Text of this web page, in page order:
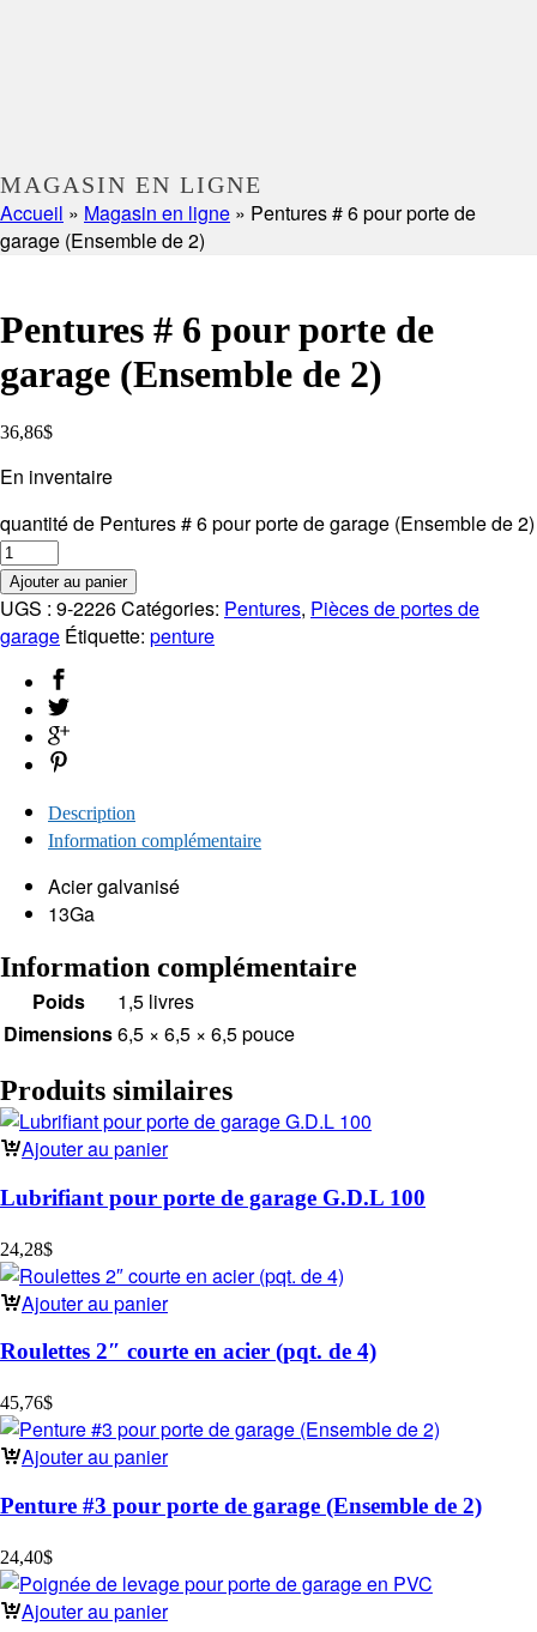
MAGASIN EN LIGNE
Accueil » Magasin en ligne » Pentures # 6 pour porte de
garage (Ensemble de 2)
Pentures # 6 pour porte de
garage (Ensemble de 2)
36,86$
En inventaire
quantité de Pentures # 6 pour porte de garage (Ensemble de 2)
Ajouter au panier
UGS : 9-2226Catégories: Pentures, Pièces de portes de
garage Étiquette: penture
Description
Information complémentaire
Acier galvanisé
13Ga
Information complémentaire
Poids
1,5 livres
Dimensions6,5 × 6,5 × 6,5 pouce
Produits similaires
Ajouter au panier
Lubrifiant pour porte de garage G.D.L 100
24,28$
Ajouter au panier
Roulettes 2″ courte en acier (pqt. de 4)
45,76$
Ajouter au panier
Penture #3 pour porte de garage (Ensemble de 2)
24,40$
Ajouter au panier